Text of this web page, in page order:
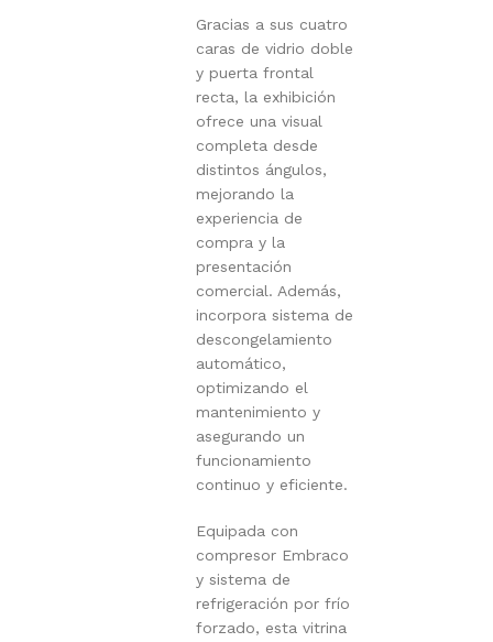
Gracias a sus cuatro
caras de vidrio doble
y puerta frontal
recta, la exhibición
ofrece una visual
completa desde
distintos ángulos,
mejorando la
experiencia de
compra y la
presentación
comercial. Además,
incorpora sistema de
descongelamiento
automático,
optimizando el
mantenimiento y
asegurando un
funcionamiento
continuo y eficiente.
Equipada con
compresor Embraco
y sistema de
refrigeración por frío
forzado, esta vitrina